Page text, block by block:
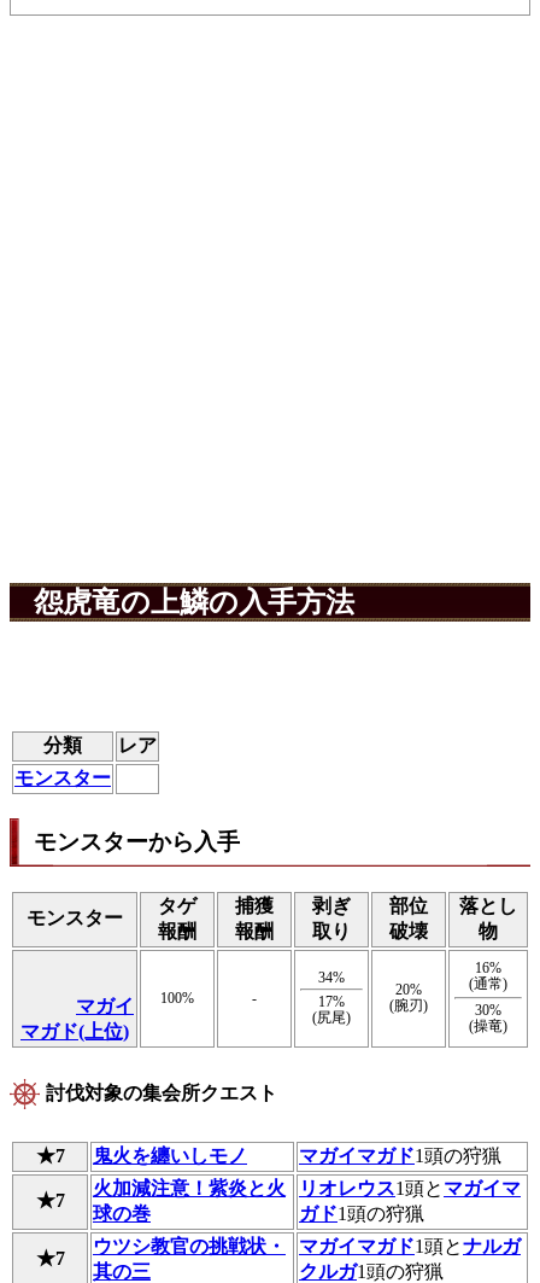
怨虎竜の上鱗の入手方法
分類
レア
モンスター
モンスターから入手
モンスター
タゲ
報酬
捕獲
報酬
剥ぎ
取り
部位
破壊
落とし
物
マガイ
マガド(上位)
100% -
34%
17%
(尻尾)
20%
(腕刃)
16%
(通常)
30%
(操竜)
討伐対象の集会所クエスト
★7 鬼火を纏いしモノ マガイマガド1頭の狩猟
★7
火加減注意！紫炎と火
球の巻
リオレウス1頭と マガイマ
ガド1頭の狩猟
★7
ウツシ教官の挑戦状・
其の三
マガイマガド1頭とナルガ
クルガ1頭の狩猟